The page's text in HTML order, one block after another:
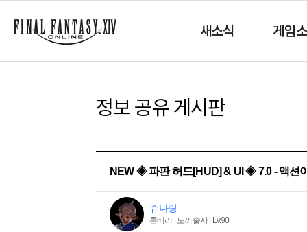
새소식 게임
정보 공유 게시판
NEW ◈ 파판 허드[HUD] & UI ◈ 7.0 - 액션
슈나링
톤베리 | 도끼술사 | Lv.90